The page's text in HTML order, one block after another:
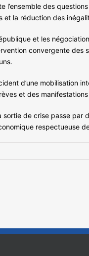
des
et la réduction des
et les
convergente
d’une mobilisation
et des
de crise passe par
respectueuse